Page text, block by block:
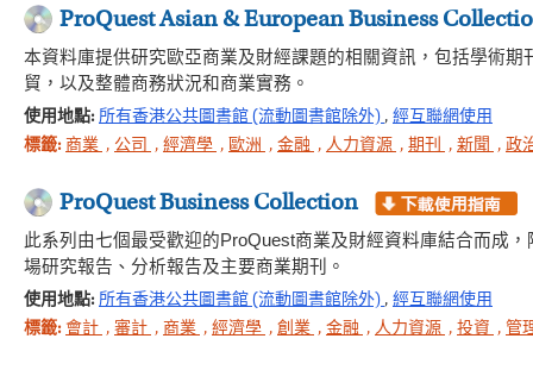
ProQuest Asian & European Business
本資料庫提供研究歐亞商業及財經課題的相關資訊，包括學術
貿，以及整體商務狀況和商業實務。
使用地點: 所有香港公共圖書館 (流動圖書館除外) , 經互聯網使用
標籤: 商業 , 公司 , 經濟學 , 歐洲 , 金融 , 人力資源 , 期刊 , 新聞 , 政
ProQuest Business Collection
此系列由七個最受歡迎的ProQuest商業及財經資料庫結合而成
場研究報告、分析報告及主要商業期刊。
使用地點: 所有香港公共圖書館 (流動圖書館除外) , 經互聯網使用
標籤: 會計 , 審計 , 商業 , 經濟學 , 創業 , 金融 , 人力資源 , 投資 , 管